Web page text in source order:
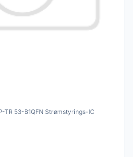
TR 53-B1QFN Strømstyrings-IC